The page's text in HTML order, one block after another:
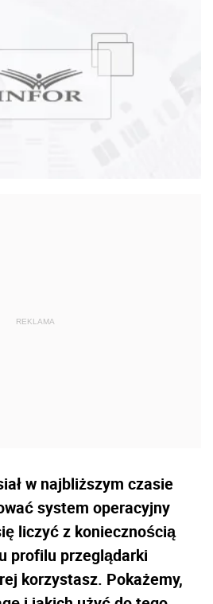
w najbliższym czasie
system operacyjny
liczyć z koniecznością
profilu przeglądarki
korzystasz. Pokażemy,